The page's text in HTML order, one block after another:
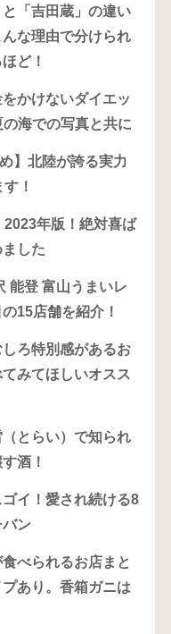
と「吉田蔵」の違い
な理由で分けられ
ど！
かけないダイエッ
の海での写真と共に
】北陸が誇る実力
！
2023年版！絶対喜ば
した
能登 富山うまいレ
15店舗を紹介！
しろ特別感があるお
みてほしいオスス
（とらい）で知られ
酒！
イ！愛され続ける8
ン
べられるお店まと
あり。香箱ガニは